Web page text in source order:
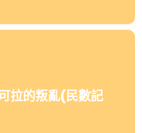
拉的叛亂(民數記